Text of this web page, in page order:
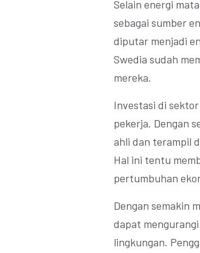
Selain energi
sebagai sumber
diputar menjadi
Swedia sudah
mereka.
Investasi di
pekerja. Dengan
ahli dan terampil
Hal ini tentu
pertumbuhan
Dengan semakin
dapat
lingkungan.